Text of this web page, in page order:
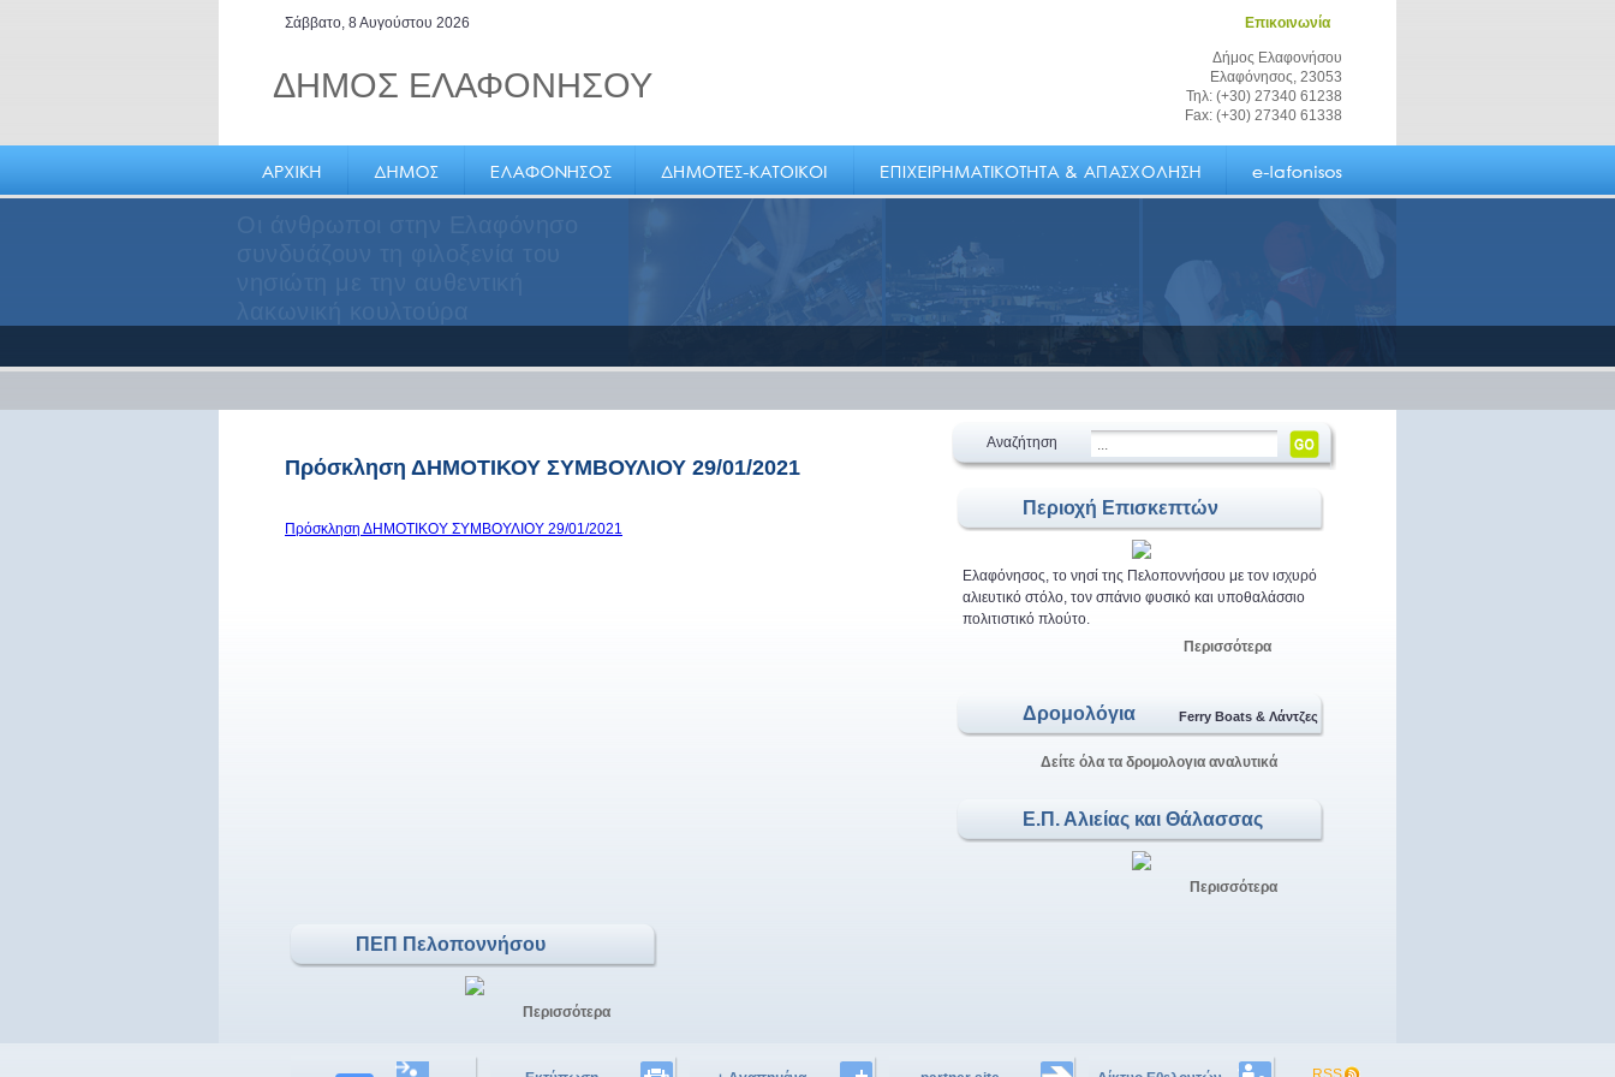
Σάββατο, 8 Αυγούστου 2026 Επικοινωνία
ΔΗΜΟΣ ΕΛΑΦΟΝΗΣΟΥ
Δήμος Ελαφονήσου
Ελαφόνησος, 23053
Τηλ: (+30) 27340 61238
Fax: (+30) 27340 61338
Πρόσκληση ΔΗΜΟΤΙΚΟΥ ΣΥΜΒΟΥΛΙΟΥ 29/01/2021
Πρόσκληση ΔΗΜΟΤΙΚΟΥ ΣΥΜΒΟΥΛΙΟΥ 29/01/2021
Αναζήτηση
Περιοχή Επισκεπτών
Ελαφόνησος, το νησί της Πελοποννήσου με τον ισχυρό
αλιευτικό στόλο, τον σπάνιο φυσικό και υποθαλάσσιο
πολιτιστικό πλούτο.
Περισσότερα
Δρομολόγια Ferry Boats & Λάντζες
Δείτε όλα τα δρομολογια αναλυτικά
Ε.Π. Αλιείας και Θάλασσας
Περισσότερα
ΠΕΠ Πελοποννήσου
Περισσότερα